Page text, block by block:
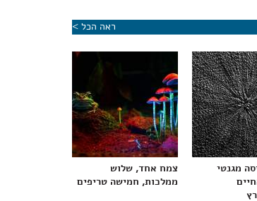
ראה הכל >
מגנטי
צמח אחד, שלוש
ממלכות, חמישה טריפים